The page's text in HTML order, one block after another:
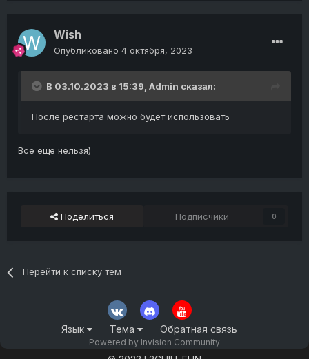
Wish
Опубликовано 4 октября, 2023
В 03.10.2023 в 15:39, Admin сказал:
После рестарта можно будет использовать
Все еще нельзя)
Поделиться Подписчики 0
Перейти к списку тем
Язык Тема Обратная связь
Powered by Invision Community